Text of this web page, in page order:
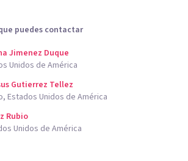
puedes contactar
Jimenez Duque
Unidos de América
Gutierrez Tellez
Estados Unidos de América
Rubio
Unidos de América